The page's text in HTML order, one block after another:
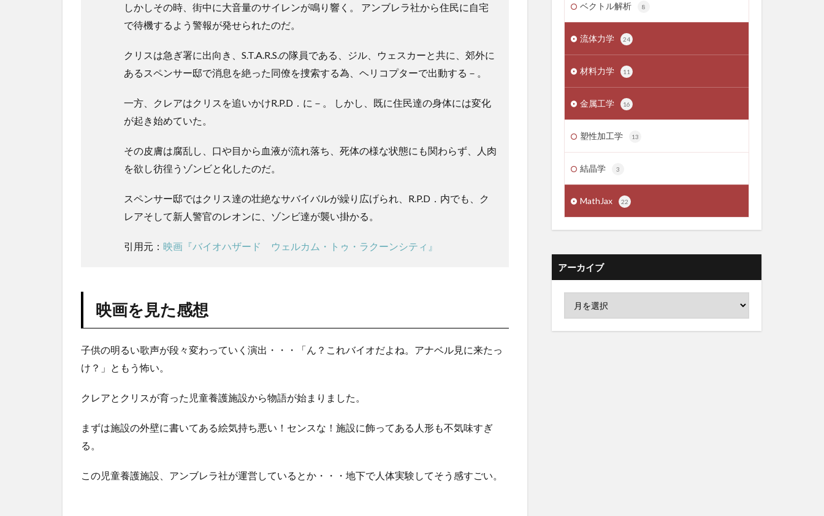
しかしその時、街中に大音量のサイレンが鳴り響く。 アンブレラ社から住民に自宅
で待機するよう警報が発せられたのだ。
クリスは急ぎ署に出向き、S.T.A.R.S.の隊員である、ジル、ウェスカーと共に、郊外に
あるスペンサー邸で消息を絶った同僚を捜索する為、ヘリコプターで出動する－。
一方、クレアはクリスを追いかけR.P.D．に－。 しかし、既に住民達の身体には変化
が起き始めていた。
その皮膚は腐乱し、口や目から血液が流れ落ち、死体の様な状態にも関わらず、人肉
を欲し彷徨うゾンビと化したのだ。
スペンサー邸ではクリス達の壮絶なサバイバルが繰り広げられ、R.P.D．内でも、ク
レアそして新人警官のレオンに、ゾンビ達が襲い掛かる。
引用元： 映画『バイオハザード ウェルカム・トゥ・ラクーンシティ』
映画を見た感想
子供の明るい歌声が段々変わっていく演出・・・「ん？これバイオだよね。アナベル見に来たっ
け？」ともう怖い。
クレアとクリスが育った児童養護施設から物語が始まりました。
まずは施設の外壁に書いてある絵気持ち悪い！センスな！施設に飾ってある人形も不気味すぎ
る。
この児童養護施設、アンブレラ社が運営しているとか・・・地下で人体実験してそう感すごい。
ベクトル解析 8
流体力学 24
材料力学 11
金属工学 16
塑性加工学 13
結晶学 3
MathJax 22
アーカイブ